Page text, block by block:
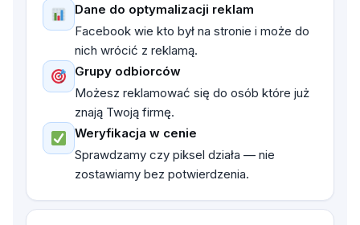
Dane do optymalizacji reklam
Facebook wie kto był na stronie i może do
nich wrócić z reklamą.
Grupy odbiorców
Możesz reklamować się do osób które już
znają Twoją firmę.
Weryfikacja w cenie
Sprawdzamy czy piksel działa — nie
zostawiamy bez potwierdzenia.